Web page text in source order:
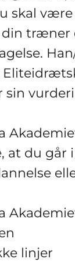
skal
din
sin
at du går i
linjer